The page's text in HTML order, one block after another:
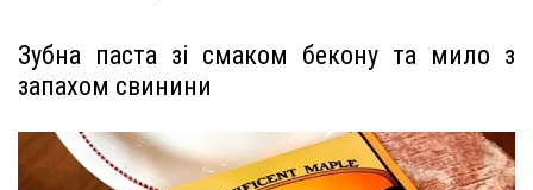
Зубна паста зі смаком бекону та мило з
запахом свинини